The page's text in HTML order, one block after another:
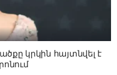
կրկին հայտնվել է